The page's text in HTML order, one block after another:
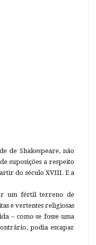
de Shakespeare, não
suposições a respeito
do século XVIII. E a
um fértil terreno de
e vertentes religiosas
– como se fosse uma
podia escapar